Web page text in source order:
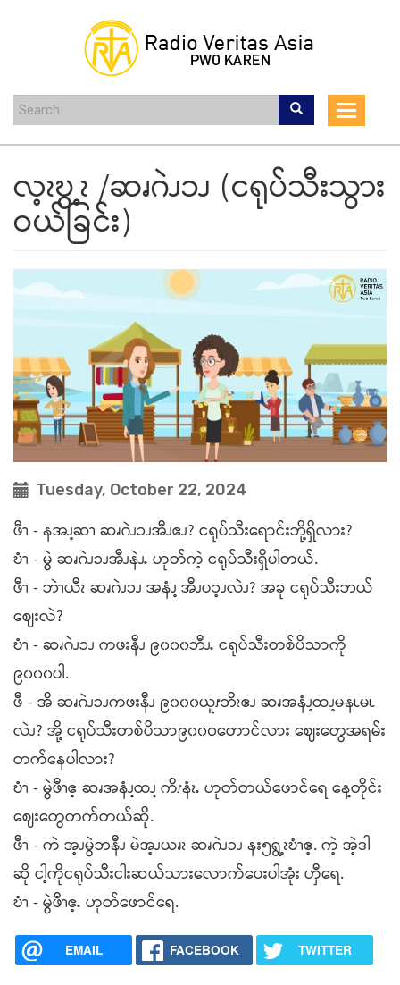
content
Toggle
လ့ၩဎွ့ၩ /ဆၧဂဲၪၥၪ (ငရုပ်သီးသွား
ဝယ်ခြင်း)
Tuesday, October 22, 2024
ဖီၫ - နအၪ့ဆၫ ဆၧဂဲၪၥၪအီၪဧၪ? ငရုပ်သီးရောင်းဘို့ရှိလား?
ဎံၫ - မွဲ ဆၧဂဲၪၥၪအီၪနဲၪႉ ဟုတ်ကဲ့ ငရုပ်သီးရှိပါတယ်.
ဖီၫ - ဘဲၫယီၩ ဆၧဂဲၪၥၪ အနံၪ့ အီၪပၥ့ၪလဲၪ? အခု ငရုပ်သီးဘယ်
ဈေးလဲ?
ဎံၫ - ဆၧဂဲၪၥၪ ကဖးနီၪ ၉၀၀၀ဘီၪႉ ငရုပ်သီးတစ်ပိသာကို
၉၀၀၀ပါ.
ဖီ - အိ ဆၧဂဲၪၥၪကဖးနီၪ ၉၀၀၀ယူၭဘိၩဧၪ ဆၧအနံၪ့ထၪ့မနၬမၬ
လဲၪ? အို့ ငရုပ်သီးတစ်ပိသာ၉၀၀၀တောင်လား ဈေးတွေအရမ်း
တက်နေပါလား?
ဎံၫ - မွဲဖီၫဧ့ ဆၧအနံၪ့ထၪ့ ကိၭနံၩႉ ဟုတ်တယ်ဖောင်ရေ နေ့တိုင်း
ဈေးတွေတက်တယ်ဆို.
ဖီၫ - ကဲ အ့ၪမွဲဘနီၪ မဲအ့ၪယၧၩ ဆၧဂဲၪၥၪ နး၅ရွ့ၩဎံၫဧ့. ကဲ့ အဲ့ဒါ
ဆို ငါ့ကိုငရုပ်သီးငါးဆယ်သားလောက်ပေးပါအုံး ဟှီရေ.
ဎံၫ - မွဲဖီၫဧ့ႉ ဟုတ်ဖောင်ရေ.
EMAIL FACEBOOK TWITTER